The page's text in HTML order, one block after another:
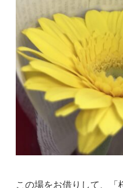
この場をお借りして、「